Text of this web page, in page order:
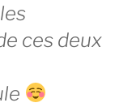
ces deux